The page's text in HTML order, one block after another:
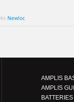
Newloc
AMPLIS
AMPLIS
BATTERIES